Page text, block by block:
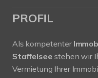
PROFIL
Als kompetenter
Staffelsee stehen wir
Vermietung Ihrer